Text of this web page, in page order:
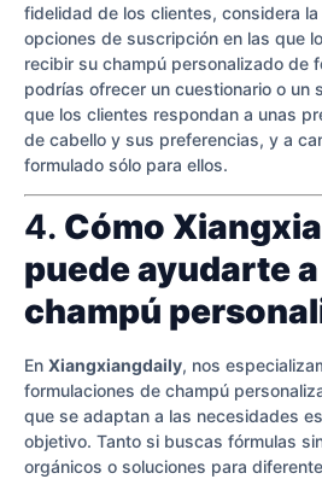
fidelidad de los clientes, considera
opciones de suscripción en las que
recibir su champú personalizado de
podrías ofrecer un cuestionario o un
que los clientes respondan a unas
de cabello y sus preferencias, y a
formulado sólo para ellos.
4. Cómo
puede ayudarte
champú
En Xiangxiangdaily, nos
formulaciones de champú
que se adaptan a las necesidades
objetivo. Tanto si buscas fórmulas
orgánicos o soluciones para